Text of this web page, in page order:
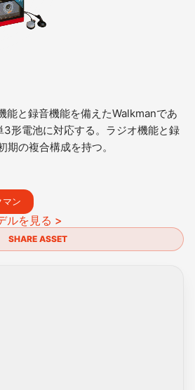
能と録音機能を備えたWalkmanであ
形電池に対応する。ラジオ機能と録
の複合構成を持つ。
マン
ルを見る >
SHARE ASSET